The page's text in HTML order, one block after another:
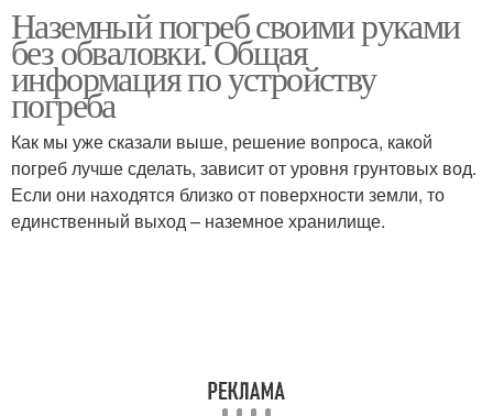
Наземный погреб своими руками
без обваловки. Общая
информация по устройству
погреба
Как мы уже сказали выше, решение вопроса, какой
погреб лучше сделать, зависит от уровня грунтовых вод.
Если они находятся близко от поверхности земли, то
единственный выход – наземное хранилище.